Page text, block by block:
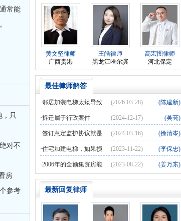
枚
枚
常能
，只
对不
房
参考
黄文坚律师
广西贵港
王皓律师
黑龙江哈尔滨
高宏图律师
河北保定
最佳律师解答
(陈建新)
(2026-03-28)
·邻居加装电梯太矮导致
原告要低头下楼梯，应申请哪种赔偿
(吴亮)
(2024-12-17)
·拆迁属于行政案件
(徐清岑)
(2024-03-16)
·签订意定监护协议就是
监护人了吗？
(李保忠)
(2023-11-22)
·住宅加建电梯，如果损
坏了反对加建电梯者的专有部分属于故意损坏公私财
物吗
(姜万东)
(2023-08-22)
·2006年的全额集资房能
最新回复律师